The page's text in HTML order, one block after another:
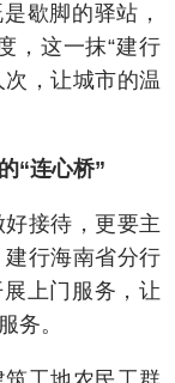
歇脚的驿站，
，这一抹“建行
，让城市的温
“连心桥”
接待，更要主
行海南省分行
上门服务，让
务。